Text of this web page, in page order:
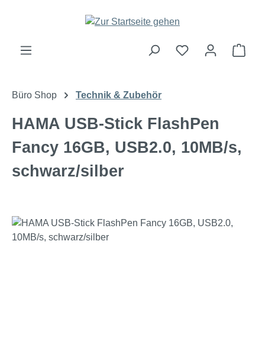
Zum Hauptinhalt springen
Büro Shop Technik & Zubehör
HAMA USB-Stick FlashPen
Fancy 16GB, USB2.0, 10MB/s,
schwarz/silber
Bildergalerie überspringen